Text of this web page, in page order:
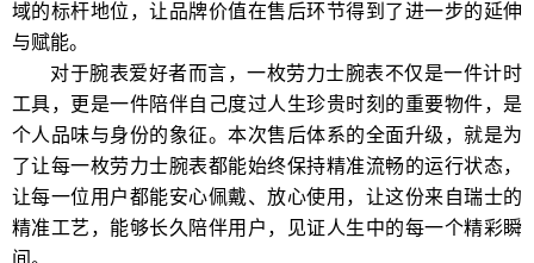
域的标杆地位，让品牌价值在售后环节得到了进一步的延伸
与赋能。
对于腕表爱好者而言，一枚劳力士腕表不仅是一件计时
工具，更是一件陪伴自己度过人生珍贵时刻的重要物件，是
个人品味与身份的象征。本次售后体系的全面升级，就是为
了让每一枚劳力士腕表都能始终保持精准流畅的运行状态，
让每一位用户都能安心佩戴、放心使用，让这份来自瑞士的
精准工艺，能够长久陪伴用户，见证人生中的每一个精彩瞬
间。